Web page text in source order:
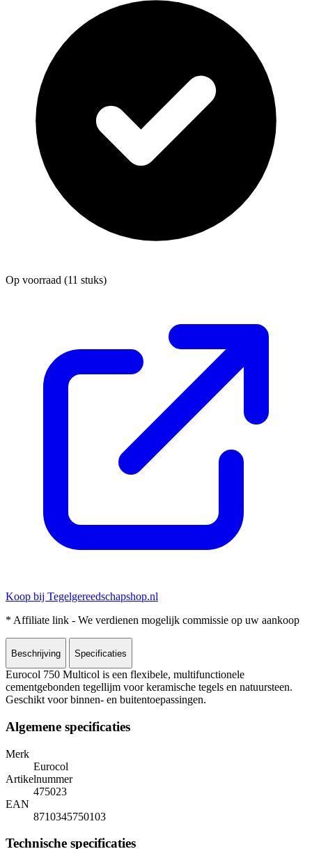
Op voorraad (11 stuks)
Koop bij Tegelgereedschapshop.nl
* Affiliate link - We verdienen mogelijk commissie op uw aankoop
Beschrijving Specificaties
Eurocol 750 Multicol is een flexibele, multifunctionele
cementgebonden tegellijm voor keramische tegels en natuursteen.
Geschikt voor binnen- en buitentoepassingen.
Algemene specificaties
Merk
Eurocol
Artikelnummer
475023
EAN
8710345750103
Technische specificaties